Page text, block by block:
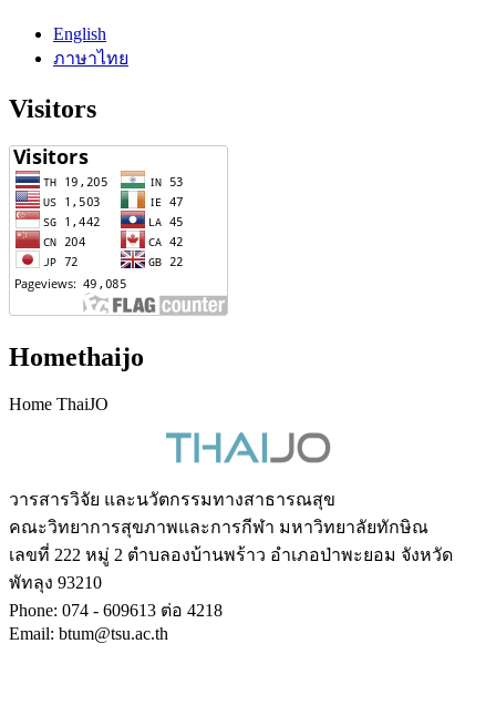
English
ภาษาไทย
Visitors
Homethaijo
Home ThaiJO
วารสารวิจัย และนวัตกรรมทางสาธารณสุข
คณะวิทยาการสุขภาพและการกีฬา มหาวิทยาลัยทักษิณ
เลขที่ 222 หมู่ 2 ตำบลองบ้านพร้าว อำเภอป่าพะยอม จังหวัด
พัทลุง 93210
Phone: 074 - 609613 ต่อ 4218
Email: btum@tsu.ac.th